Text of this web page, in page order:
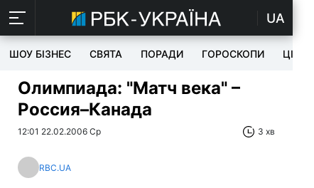
UA
ШОУ БІЗНЕС СВЯТА ПОРАДИ ГОРОСКОПИ ЦІКАВЕ
Олимпиада: "Матч века" –
Россия–Канада
12:01 22.02.2006 Ср 3 хв
RBC.UA